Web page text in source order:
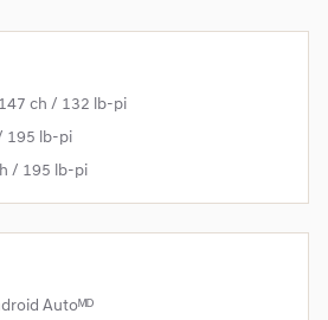
ch / 132 lb-pi
195 lb-pi
/ 195 lb-pi
Autoᴹᴰ